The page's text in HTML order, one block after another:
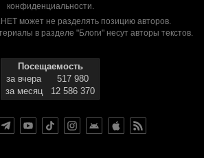
конфиденциальности.
может не разделять позицию авторов.
в разделе "Блоги" несут авторы текстов.
Посещаемость
за вчера
517 980
за месяц
12 586 370